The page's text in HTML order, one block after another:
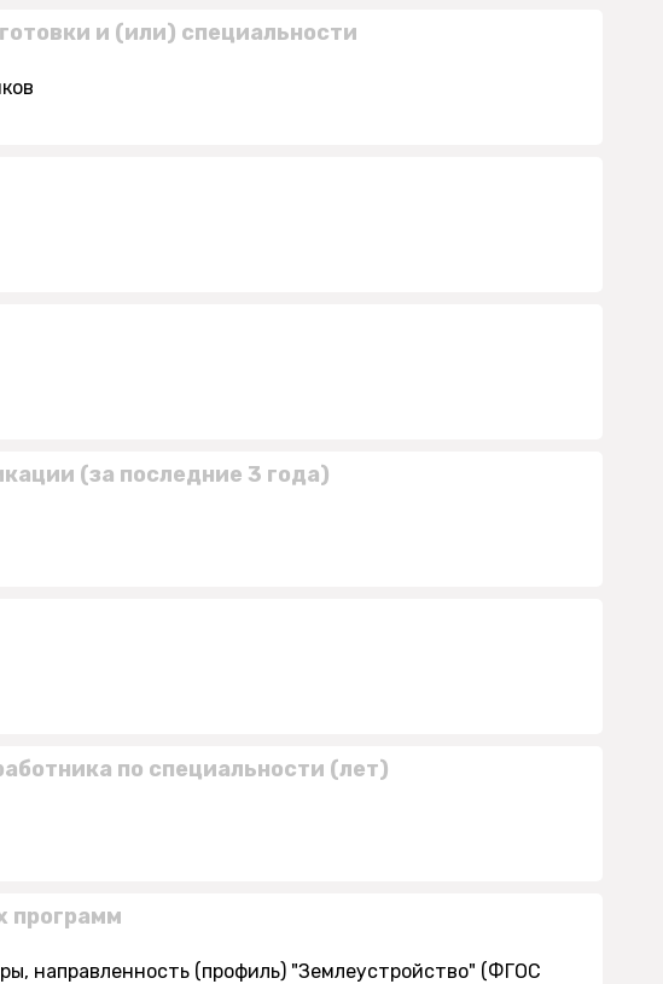
и (или) специальности
(за последние 3 года)
по специальности (лет)
программ
направленность (профиль) "Землеустройство" (ФГОС